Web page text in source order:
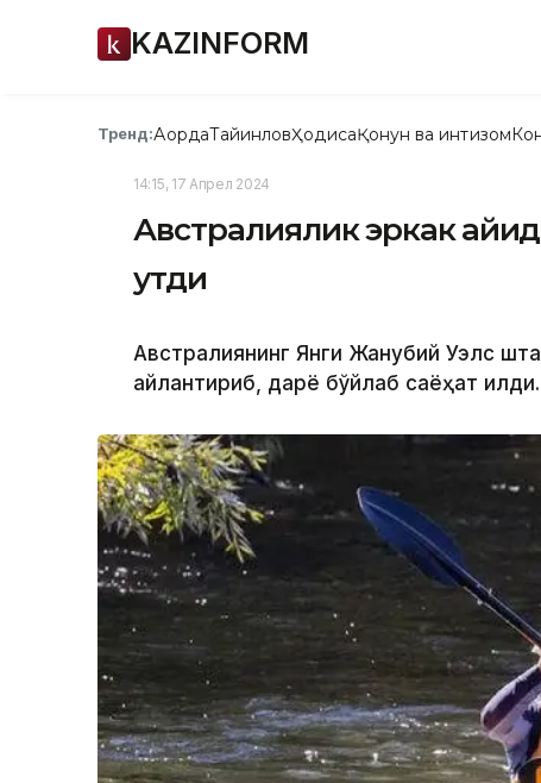
KAZINFORM
Тренд:АқордаТайинловҲодисаҚонун ва интизом
14:15, 17 Апрел 2024
Австралиялик эркак
утди
Австралиянинг Янги Жанубий Уэлс
айлантириб, дарё бўйлаб саёҳат қилди.